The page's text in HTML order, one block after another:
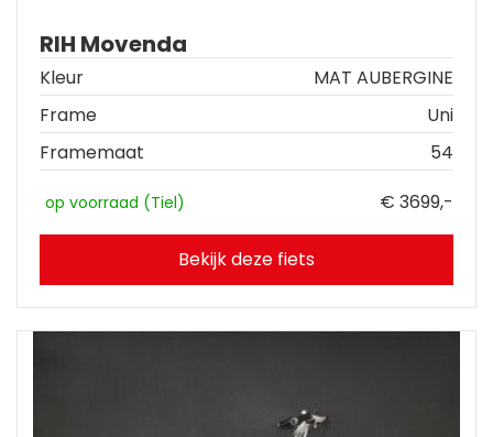
RIH Movenda
Kleur
MAT AUBERGINE
Frame
Uni
Framemaat
54
op voorraad (Tiel) € 3699,-
Bekijk deze fiets